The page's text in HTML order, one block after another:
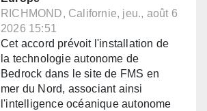
RICHMOND, Californie, jeu., août 6
2026 15:51
Cet accord prévoit l'installation de
la technologie autonome de
Bedrock dans le site de FMS en
mer du Nord, associant ainsi
l'intelligence océanique autonome